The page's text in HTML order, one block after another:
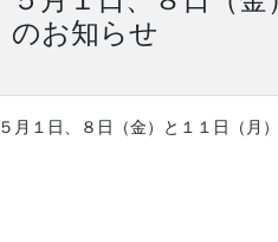
のお知らせ
５月１日、８日（金）と１１日（月）